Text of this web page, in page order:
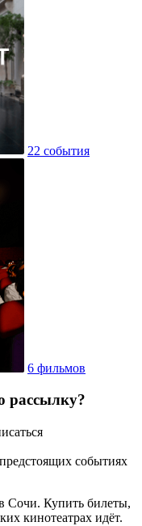
22 события
6 фильмов
рассылку?
событиях
Сочи. Купить билеты,
кинотеатрах идёт.